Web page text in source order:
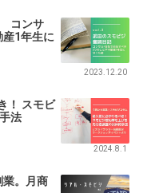
コンサ
1年生に
2023.12.20
！ スモビ
法
2024.8.1
業。月商